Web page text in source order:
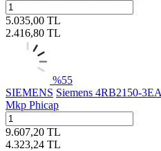
5.035,00 TL
2.416,80 TL
%55
SIEMENS Siemens 4RB2150-
Mkp Phicap
9.607,20 TL
4.323,24 TL